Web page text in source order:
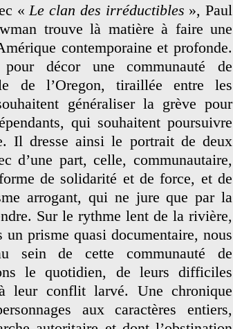
« Le clan des irréductibles », Paul
trouve là matière à faire une
contemporaine et profonde.
décor une communauté de
de l’Oregon, tiraillée entre les
généraliser la grève pour
qui souhaitent poursuivre
Il dresse ainsi le portrait de deux
d’une part, celle, communautaire,
de solidarité et de force, et de
arrogant, qui ne jure que par la
Sur le rythme lent de la rivière,
prisme quasi documentaire, nous
sein de cette communauté de
le quotidien, de leurs difficiles
leur conflit larvé. Une chronique
aux caractères entiers,